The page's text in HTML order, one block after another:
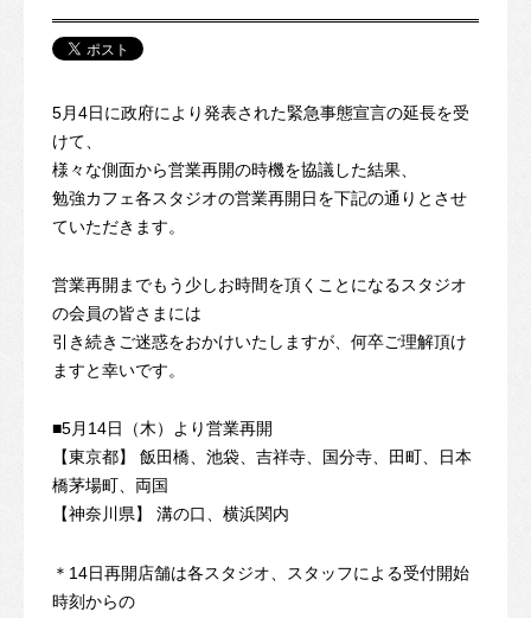
5月4日に政府により発表された緊急事態宣言の延長を受
けて、
様々な側面から営業再開の時機を協議した結果、
勉強カフェ各スタジオの営業再開日を下記の通りとさせ
ていただきます。
営業再開までもう少しお時間を頂くことになるスタジオ
の会員の皆さまには
引き続きご迷惑をおかけいたしますが、何卒ご理解頂け
ますと幸いです。
■5月14日（木）より営業再開
【東京都】 飯田橋、池袋、吉祥寺、国分寺、田町、日本
橋茅場町、両国
【神奈川県】 溝の口、横浜関内
＊14日再開店舗は各スタジオ、スタッフによる受付開始
時刻からの